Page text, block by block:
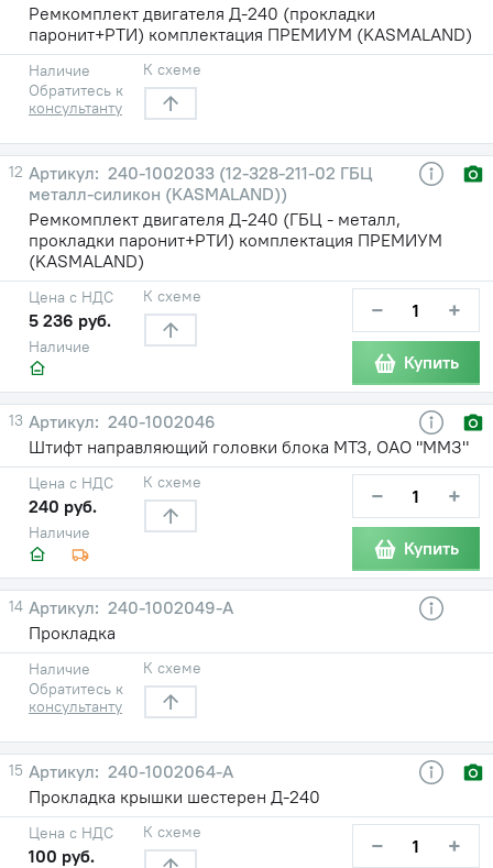
Ремкомплект двигателя Д-240 (прокладки
паронит+РТИ) комплектация ПРЕМИУМ (KASMALAND)
Наличие
Обратитесь к
консультанту
К схеме
12
240-1002033 (12-328-211-02 ГБЦ
металл-силикон (KASMALAND))
Ремкомплект двигателя Д-240 (ГБЦ - металл,
прокладки паронит+РТИ) комплектация ПРЕМИУМ
(KASMALAND)
Наличие
Цена с НДС
5 236 руб.
К схеме − +
Купить
13
240-1002046
Штифт направляющий головки блока МТЗ, ОАО "ММЗ"
Наличие
Цена с НДС
240 руб.
К схеме − +
Купить
14
240-1002049-А
Прокладка
Наличие
Обратитесь к
консультанту
К схеме
15
240-1002064-А
Прокладка крышки шестерен Д-240
Цена с НДС
100 руб.
К схеме − +